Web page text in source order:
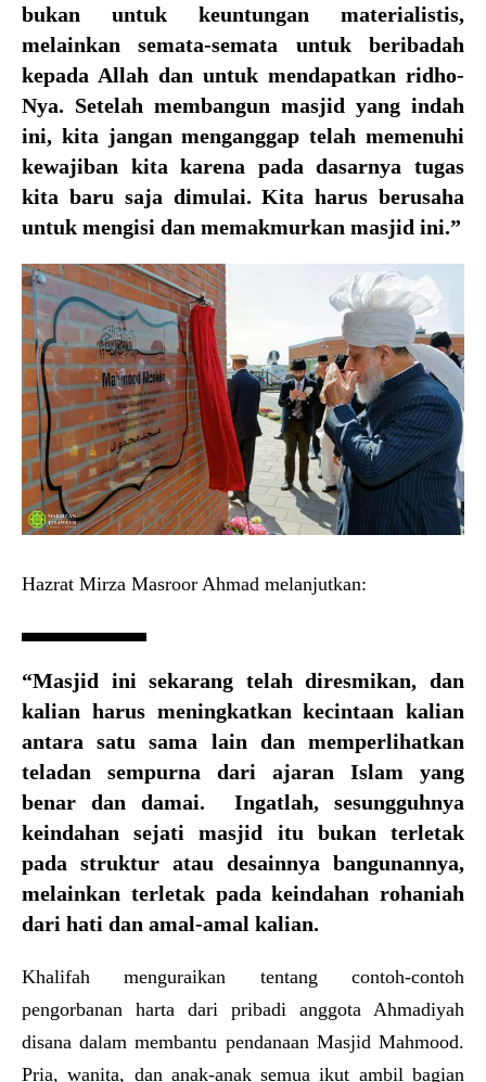
bukan untuk keuntungan materialistis,
melainkan semata-semata untuk beribadah
kepada Allah dan untuk mendapatkan ridho-
Nya. Setelah membangun masjid yang indah
ini, kita jangan menganggap telah memenuhi
kewajiban kita karena pada dasarnya tugas
kita baru saja dimulai. Kita harus berusaha
untuk mengisi dan memakmurkan masjid ini.”
Hazrat Mirza Masroor Ahmad melanjutkan:
“Masjid ini sekarang telah diresmikan, dan
kalian harus meningkatkan kecintaan kalian
antara satu sama lain dan memperlihatkan
teladan sempurna dari ajaran Islam yang
benar dan damai. Ingatlah, sesungguhnya
keindahan sejati masjid itu bukan terletak
pada struktur atau desainnya bangunannya,
melainkan terletak pada keindahan rohaniah
dari hati dan amal-amal kalian.
Khalifah menguraikan tentang contoh-contoh
pengorbanan harta dari pribadi anggota Ahmadiyah
disana dalam membantu pendanaan Masjid Mahmood.
Pria, wanita, dan anak-anak semua ikut ambil bagian